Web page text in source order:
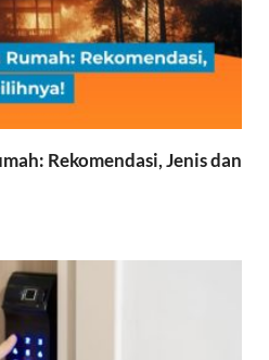
Rekomendasi, Jenis dan